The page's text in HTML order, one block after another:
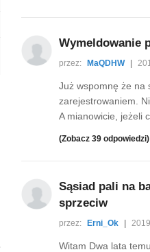
Wymeldowanie
przez: MaQDHW
Już wspomnę że na
zarejestrowaniem.
A mianowicie, jeżeli
(Zobacz 39 odpowiedzi)
Sąsiad pali na
sprzeciw
przez: Erni_Ok
Witam Dwa lata